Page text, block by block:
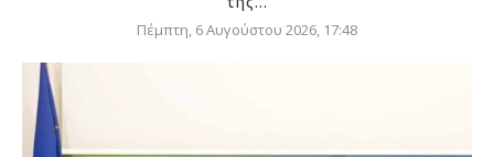
Πέμπτη, 6 Αυγούστου 2026, 17:48